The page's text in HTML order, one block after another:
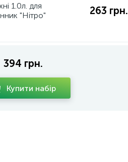
1.0л. для
"Нітро"
263 грн.
394 грн.
Купити набір